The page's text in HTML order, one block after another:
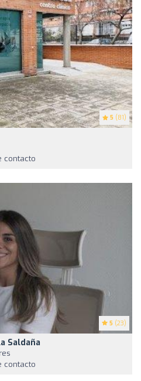
5 (81)
contacto
5 (23)
Saldaña
contacto